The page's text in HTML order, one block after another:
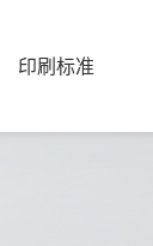
印刷标准